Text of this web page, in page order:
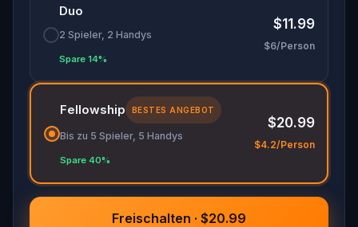
Duo
2 Spieler, 2 Handys
Spare 14%
$11.99
$6/Person
Fellowship BESTES ANGEBOT
Bis zu 5 Spieler, 5 Handys
Spare 40%
$20.99
$4.2/Person
Freischalten · $20.99